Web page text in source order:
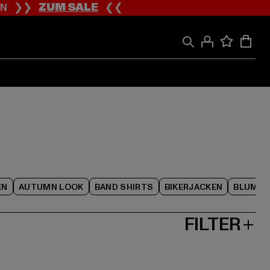
❯❯ZUM SALE❮❮
AUTUMN LOOK BAND SHIRTS BIKERJACKEN
FILTER